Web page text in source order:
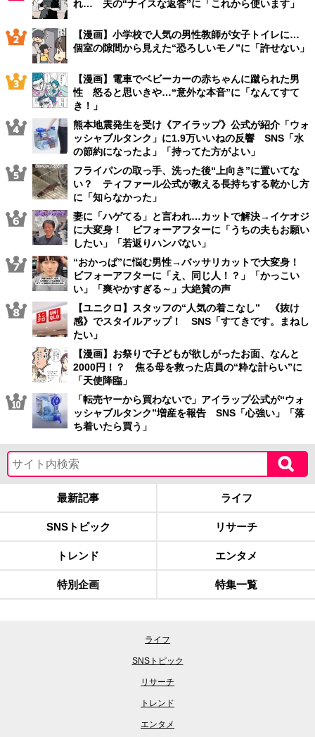
れ… 夫の“ナイスな返答”に「これから使います」
【漫画】小学校で人気の男性教師が女子トイレに…
個室の隙間から見えた“恐ろしいモノ”に「許せない」
【漫画】電車でベビーカーの赤ちゃんに蹴られた男
性 怒ると思いきや…“意外な本音”に「なんてすて
き！」
熊本地震発生を受け《アイラップ》公式が紹介「ウォ
ッシャブルタンク」に1.9万いいねの反響 SNS「水
の節約になったよ」「持ってた方がよい」
フライパンの取っ手、洗った後“上向き”に置いてな
い？ ティファール公式が教える長持ちする乾かし方
に「知らなかった」
妻に「ハゲてる」と言われ…カットで解決→イケオジ
に大変身！ ビフォーアフターに「うちの夫もお願い
したい」「若返りハンパない」
“おかっぱ”に悩む男性→バッサリカットで大変身！
ビフォーアフターに「え、同じ人！？」「かっこい
い」「爽やかすぎる～」大絶賛の声
【ユニクロ】スタッフの“人気の着こなし” 《抜け
感》でスタイルアップ！ SNS「すてきです。まねし
たい」
【漫画】お祭りで子どもが欲しがったお面、なんと
2000円！？ 焦る母を救った店員の“粋な計らい”に
「天使降臨」
「転売ヤーから買わないで」アイラップ公式が“ウォ
ッシャブルタンク”増産を報告 SNS「心強い」「落
ち着いたら買う」
最新記事 ライフ
SNSトピック リサーチ
トレンド エンタメ
特別企画 特集一覧
ライフ
SNSトピック
リサーチ
トレンド
エンタメ